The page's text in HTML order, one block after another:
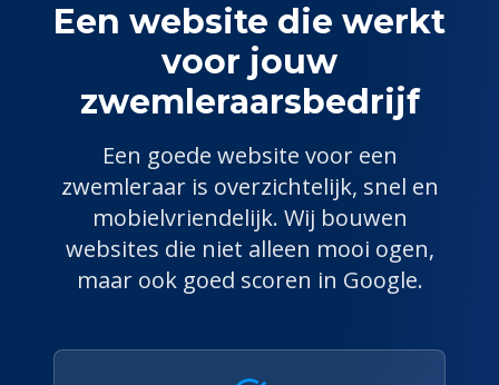
Een website die werkt
voor jouw
zwemleraarsbedrijf
Een goede website voor een
zwemleraaris overzichtelijk, snel en
mobielvriendelijk. Wij bouwen
websites die niet alleen mooi ogen,
maar ook goed scoren in Google.